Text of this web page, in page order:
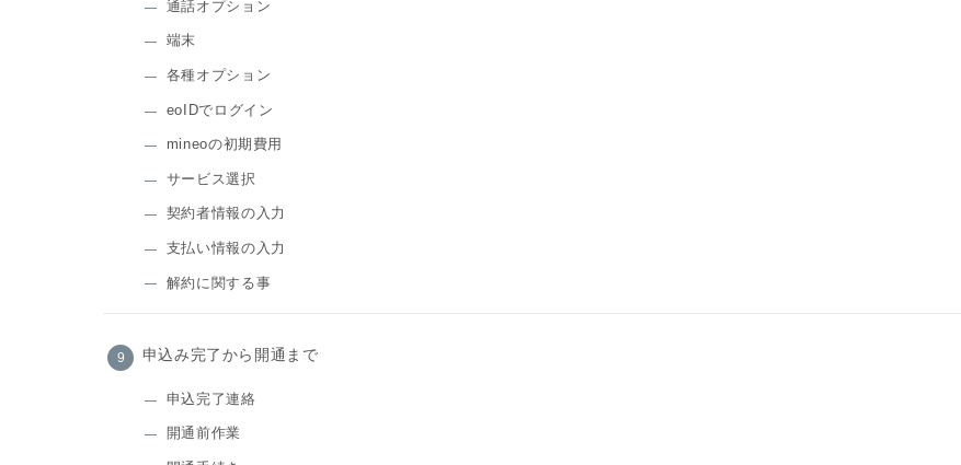
通話オプション
端末
各種オプション
eoIDでログイン
mineoの初期費用
サービス選択
契約者情報の入力
支払い情報の入力
解約に関する事
申込み完了から開通まで
申込完了連絡
開通前作業